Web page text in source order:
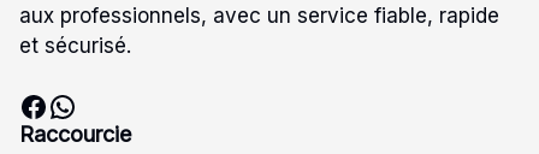
aux professionnels, avec un service fiable, rapide
et sécurisé.
Facebook WhatsApp
Raccourcie